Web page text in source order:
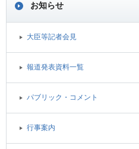
お知らせ
大臣等記者会見
報道発表資料一覧
パブリック・コメント
行事案内